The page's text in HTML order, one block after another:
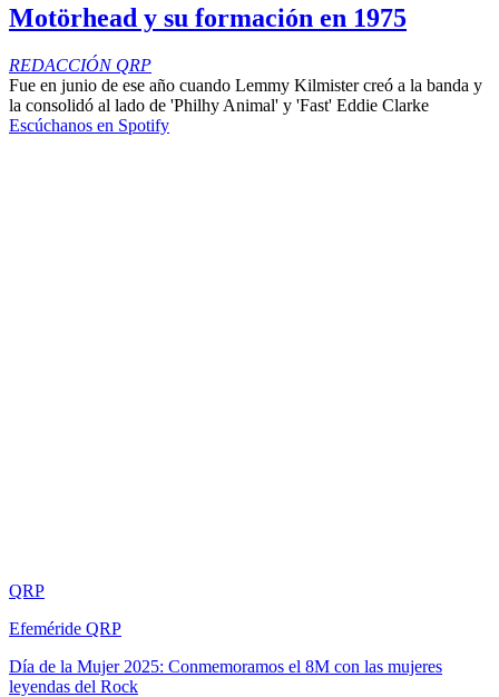
Motörhead y su formación en 1975
REDACCIÓN QRP
Fue en junio de ese año cuando Lemmy Kilmister creó a la banda y
la consolidó al lado de 'Philhy Animal' y 'Fast' Eddie Clarke
Escúchanos en Spotify
QRP
Efeméride QRP
Día de la Mujer 2025: Conmemoramos el 8M con las mujeres
leyendas del Rock